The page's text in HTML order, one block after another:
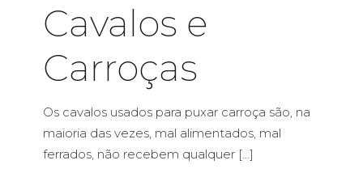
Cavalos e
Carroças
Os cavalos usados para puxar carroça são, na
maioria das vezes, mal alimentados, mal
ferrados, não recebem qualquer […]